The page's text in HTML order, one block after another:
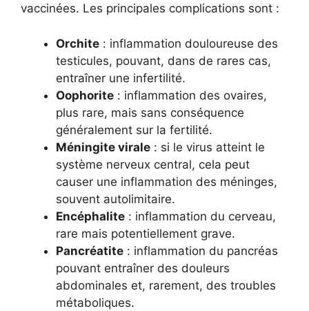
vaccinées. Les principales complications sont :
Orchite : inflammation douloureuse des
testicules, pouvant, dans de rares cas,
entraîner une infertilité.
Oophorite : inflammation des ovaires,
plus rare, mais sans conséquence
généralement sur la fertilité.
Méningite virale : si le virus atteint le
système nerveux central, cela peut
causer une inflammation des méninges,
souvent autolimitaire.
Encéphalite : inflammation du cerveau,
rare mais potentiellement grave.
Pancréatite : inflammation du pancréas
pouvant entraîner des douleurs
abdominales et, rarement, des troubles
métaboliques.